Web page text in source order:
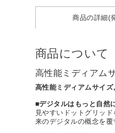
商品の詳細(
商品について
高性能ミディアム
高性能ミディアムサイ
■デジタルはもっと自然
見やすいドットグリッ
来のデジタルの概念を